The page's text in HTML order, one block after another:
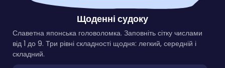
Щоденні судоку
Славетна японська головоломка. Заповніть сітку числами
від 1 до 9. Три рівні складності щодня: легкий, середній і
складний.